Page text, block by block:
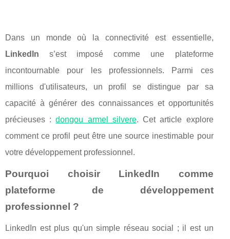
Dans un monde où la connectivité est essentielle,
LinkedIn s’est imposé comme une plateforme
incontournable pour les professionnels. Parmi ces
millions d'utilisateurs, un profil se distingue par sa
capacité à générer des connaissances et opportunités
précieuses :dongou armel silvere. Cet article explore
comment ce profil peut être une source inestimable pour
votre développement professionnel.
Pourquoi choisir LinkedIn comme
plateforme de développement
professionnel ?
LinkedIn est plus qu'un simple réseau social ; il est un